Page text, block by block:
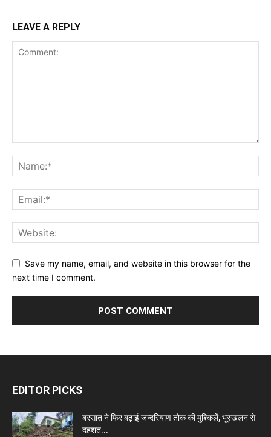
LEAVE A REPLY
Save my name, email, and website in this browser for the
next time I comment.
EDITOR PICKS
बरसात ने फिर बढ़ाई जन्दरियाण तोक की मुश्किलें, भूस्खलन से
दहशत...